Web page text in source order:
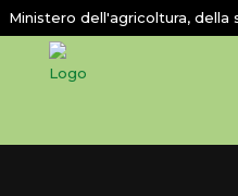
Ministero dell'agricoltura,